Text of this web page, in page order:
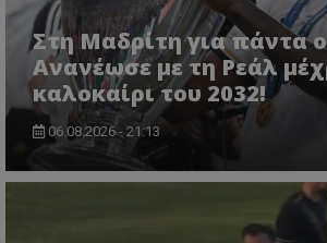
Στη Μαδρίτη για πάντα ο
Ανανέωσε με τη Ρεάλ
καλοκαίρι του 2032!
06.08.2026 - 21:13